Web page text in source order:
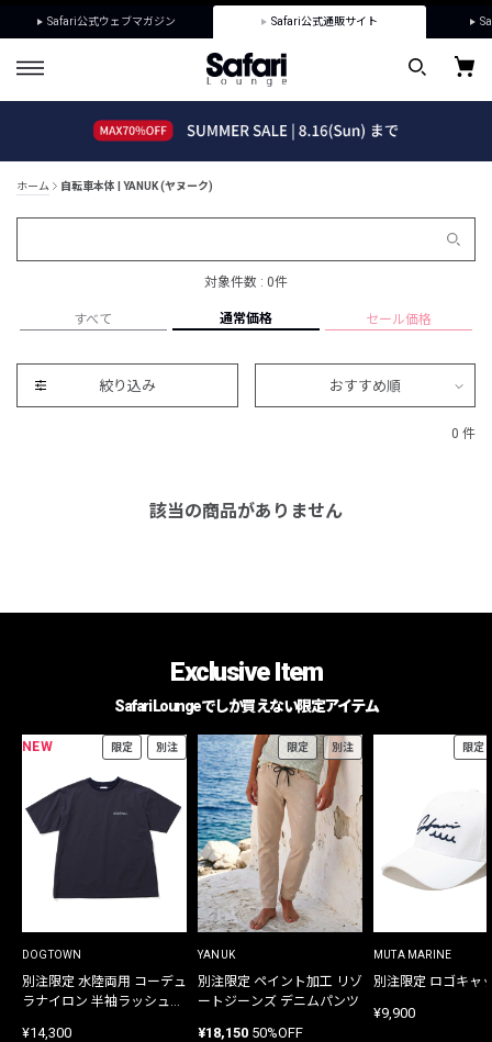
Safari公式ウェブマガジン Safari公式通販サイト
ホーム 自転車本体 | YANUK (ヤヌーク)
対象件数 : 0件
すべて 通常価格 セール価格
絞り込み おすすめ順
0 件
該当の商品がありません
Exclusive Item
Safari Loungeでしか買えない限定アイテム
NEW 限定 別注
DOGTOWN
別注限定 水陸両用 コーデュ
ラナイロン 半袖ラッシュガ
¥14,300
限定 別注
YANUK
別注限定 ペイント加工 リゾ
ートジーンズ デニムパンツ
¥18,150 50%OFF
限定
MUTA MARINE
別注限定 ロゴキャ
¥9,900